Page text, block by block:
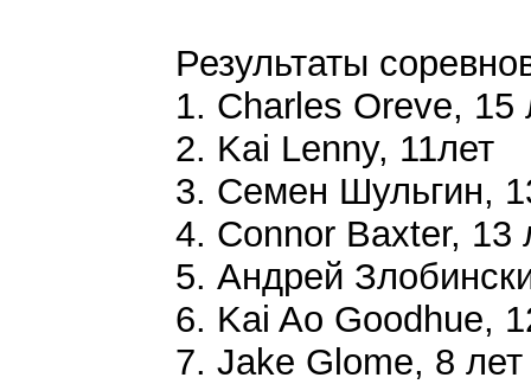
Результаты
1. Charles Oreve, 15
2. Kai Lenny, 11лет
3. Семен Шульгин,
4. Connor Baxter, 13
5. Андрей
6. Kai Ao Goodhue,
7. Jake Glome, 8 лет